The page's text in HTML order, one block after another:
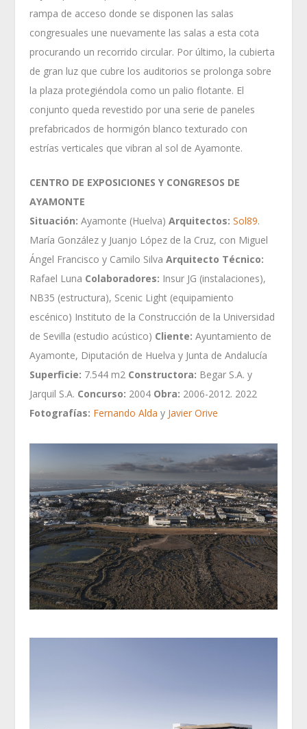
rampa de acceso donde se disponen las salas
congresuales une nuevamente las salas a esta cota
procurando un recorrido circular. Por último, la cubierta
de gran luz que cubre los auditorios se prolonga sobre
la plaza protegiéndola como un palio flotante. El
conjunto queda revestido por una serie de paneles
prefabricados de hormigón blanco texturado con
estrías verticales que vibran al sol de Ayamonte.
CENTRO DE EXPOSICIONES Y CONGRESOS DE
AYAMONTE
Situación: Ayamonte (Huelva) Arquitectos: Sol89.
María González y Juanjo López de la Cruz, con Miguel
Ángel Francisco y Camilo Silva Arquitecto Técnico:
Rafael Luna Colaboradores: Insur JG (instalaciones),
NB35 (estructura), Scenic Light (equipamiento
escénico) Instituto de la Construcción de la Universidad
de Sevilla (estudio acústico) Cliente: Ayuntamiento de
Ayamonte, Diputación de Huelva y Junta de Andalucía
Superficie: 7.544 m2 Constructora: Begar S.A. y
Jarquil S.A. Concurso: 2004 Obra: 2006-2012. 2022
Fotografías: Fernando Alda y Javier Orive